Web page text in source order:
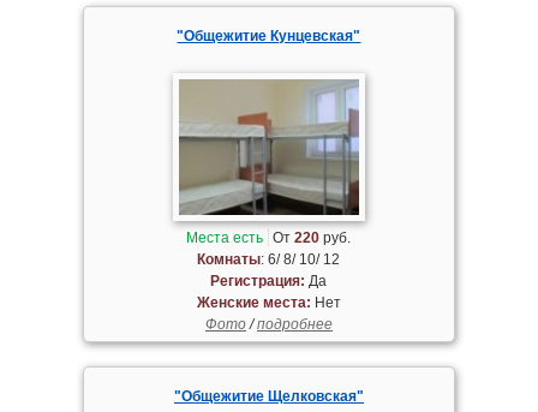
"Общежитие Кунцевская"
Места есть От220 руб.
Комнаты: 6/ 8/ 10/ 12
Регистрация: Да
Женские места: Нет
Фото/подробнее
"Общежитие Щелковская"